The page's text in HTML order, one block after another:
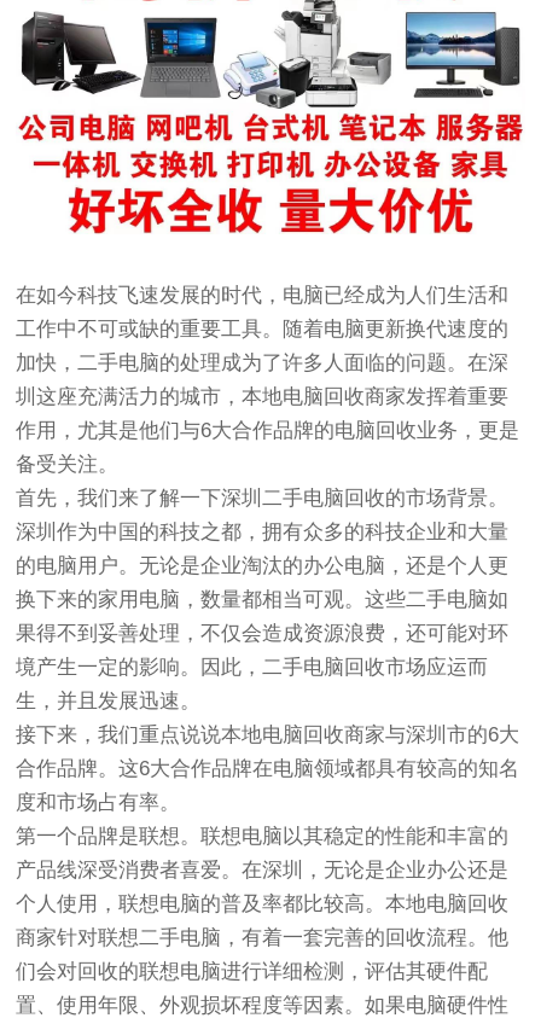
在如今科技飞速发展的时代，电脑已经成为人们生活和
工作中不可或缺的重要工具。随着电脑更新换代速度的
加快，二手电脑的处理成为了许多人面临的问题。在深
圳这座充满活力的城市，本地电脑回收商家发挥着重要
作用，尤其是他们与6大合作品牌的电脑回收业务，更是
备受关注。
首先，我们来了解一下深圳二手电脑回收的市场背景。
深圳作为中国的科技之都，拥有众多的科技企业和大量
的电脑用户。无论是企业淘汰的办公电脑，还是个人更
换下来的家用电脑，数量都相当可观。这些二手电脑如
果得不到妥善处理，不仅会造成资源浪费，还可能对环
境产生一定的影响。因此，二手电脑回收市场应运而
生，并且发展迅速。
接下来，我们重点说说本地电脑回收商家与深圳市的6大
合作品牌。这6大合作品牌在电脑领域都具有较高的知名
度和市场占有率。
第一个品牌是联想。联想电脑以其稳定的性能和丰富的
产品线深受消费者喜爱。在深圳，无论是企业办公还是
个人使用，联想电脑的普及率都比较高。本地电脑回收
商家针对联想二手电脑，有着一套完善的回收流程。他
们会对回收的联想电脑进行详细检测，评估其硬件配
置、使用年限、外观损坏程度等因素。如果电脑硬件性